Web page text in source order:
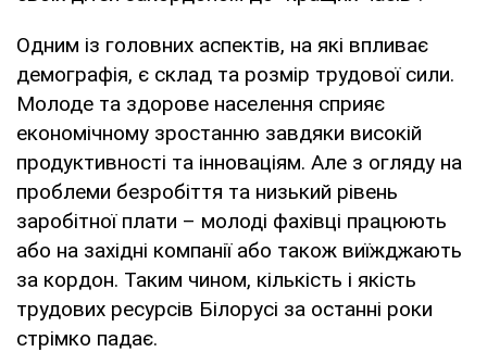
Одним із головних аспектів, на які впливає
демографія, є склад та розмір трудової сили.
Молоде та здорове населення сприяє
економічному зростанню завдяки високій
продуктивності та інноваціям. Але з огляду на
проблеми безробіття та низький рівень
заробітної плати – молоді фахівці працюють
або на західні компанії або також виїжджають
за кордон. Таким чином, кількість і якість
трудових ресурсів Білорусі за останні роки
стрімко падає.